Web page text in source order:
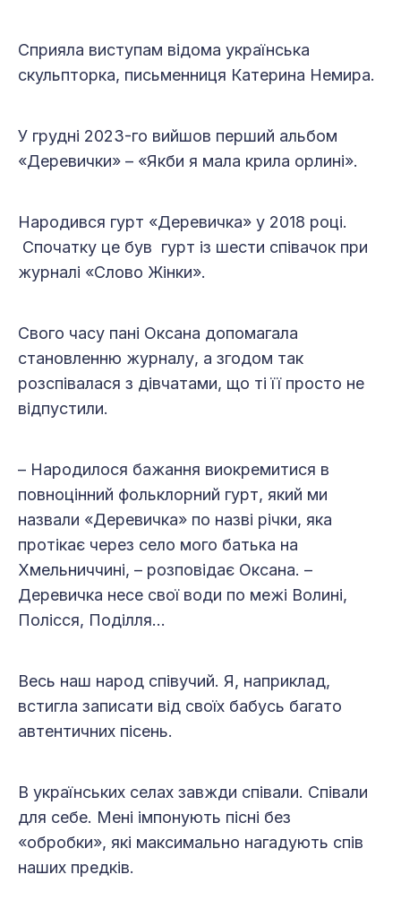
Сприяла виступам відома українська
скульпторка, письменниця Катерина Немира.
У грудні 2023-го вийшов перший альбом
«Деревички» – «Якби я мала крила орлині».
Народився гурт «Деревичка» у 2018 році.
Спочатку це був гурт із шести співачок при
журналі «Слово Жінки».
Свого часу пані Оксана допомагала
становленню журналу, а згодом так
розспівалася з дівчатами, що ті її просто не
відпустили.
– Народилося бажання виокремитися в
повноцінний фольклорний гурт, який ми
назвали «Деревичка» по назві річки, яка
протікає через село мого батька на
Хмельниччині, – розповідає Оксана. –
Деревичка несе свої води по межі Волині,
Полісся, Поділля…
Весь наш народ співучий. Я, наприклад,
встигла записати від своїх бабусь багато
автентичних пісень.
В українських селах завжди співали. Співали
для себе. Мені імпонують пісні без
«обробки», які максимально нагадують спів
наших предків.